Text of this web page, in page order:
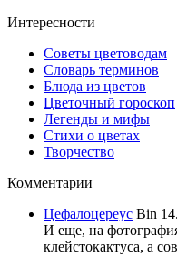
Интересности
Советы цветоводам
Словарь терминов
Блюда из цветов
Цветочный гороскоп
Легенды и мифы
Стихи о цветах
Творчество
Комментарии
Цефалоцереус Bin
И еще, на
клейстокактуса, а